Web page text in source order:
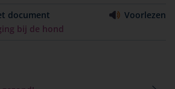
document
bij de hond
Voorlezen